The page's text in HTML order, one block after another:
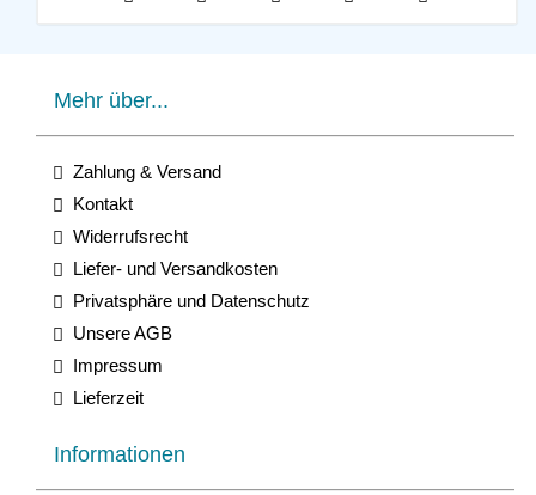
Mehr über...
Zahlung & Versand
Kontakt
Widerrufsrecht
Liefer- und Versandkosten
Privatsphäre und Datenschutz
Unsere AGB
Impressum
Lieferzeit
Informationen